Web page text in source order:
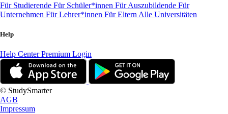
Für Studierende Für Schüler*innen Für Auszubildende Für
Unternehmen Für Lehrer*innen Für Eltern Alle Universitäten
Help
Help CenterPremium Login
© StudySmarter
AGB
Impressum